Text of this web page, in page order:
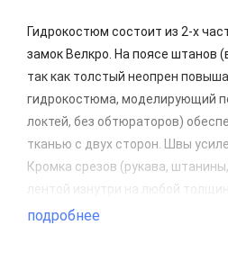
Гидрокостюм состоит из 2-х
замок Велкро. На поясе штанов
так как толстый неопрен
гидрокостюма, моделирующий
локтей, без обтюраторов)
тканью с двух сторон. Швы
Кромка срезов (рукава,
лентой изнутри на любой
неопрена премиум-класса
подробнее